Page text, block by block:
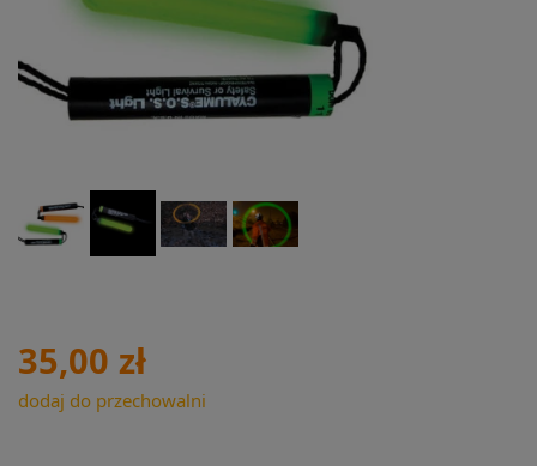
35,00 zł
dodaj do przechowalni